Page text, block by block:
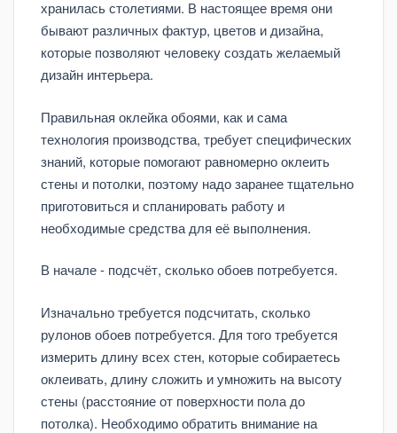
хранилась столетиями. В настоящее время они
бывают различных фактур, цветов и дизайна,
которые позволяют человеку создать желаемый
дизайн интерьера.
Правильная оклейка обоями, как и сама
технология производства, требует специфических
знаний, которые помогают равномерно оклеить
стены и потолки, поэтому надо заранее тщательно
приготовиться и спланировать работу и
необходимые средства для её выполнения.
В начале - подсчёт, сколько обоев потребуется.
Изначально требуется подсчитать, сколько
рулонов обоев потребуется. Для того требуется
измерить длину всех стен, которые собираетесь
оклеивать, длину сложить и умножить на высоту
стены (расстояние от поверхности пола до
потолка). Необходимо обратить внимание на